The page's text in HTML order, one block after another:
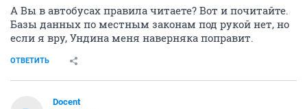
А Вы в автобусах правила читаете? Вот и почитайте.
Базы данных по местным законам под рукой нет, но
если я вру, Ундина меня наверняка поправит.
ОТВЕТИТЬ
Docent